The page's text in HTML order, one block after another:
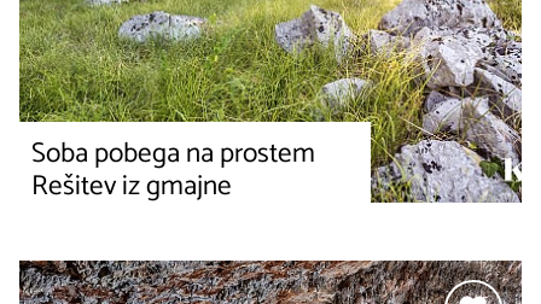
Soba pobega na prostem
Rešitev iz gmajne